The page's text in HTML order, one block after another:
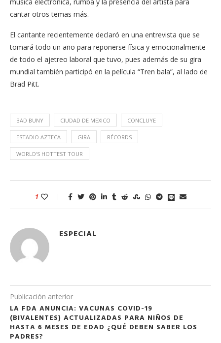
cantar otros temas más.
El cantante recientemente declaró en una entrevista que se
tomará todo un año para reponerse física y emocionalmente
de todo el ajetreo laboral que tuvo, pues además de su gira
mundial también participó en la película “Tren bala”, al lado de
Brad Pitt.
BAD BUNY CIUDAD DE MEXICO CONCLUYE
ESTADIO AZTECA GIRA RÉCORDS
WORLD'S HOTTEST TOUR
1
ESPECIAL
Publicación anterior
LA FDA ANUNCIA: VACUNAS COVID-19
(BIVALENTES) ACTUALIZADAS PARA NIÑOS DE
HASTA 6 MESES DE EDAD ¿QUÉ DEBEN SABER LOS
PADRES?